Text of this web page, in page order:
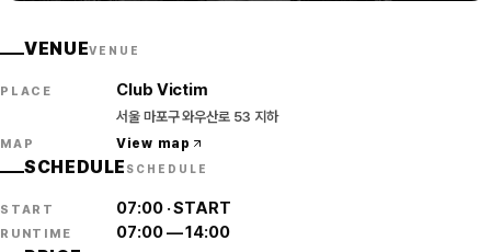
VENUEVENUE
PLACE Club Victim
서울 마포구 와우산로 53 지하
MAP View map
SCHEDULE SCHEDULE
START 07:00·START
RUNTIME 07:00—14:00